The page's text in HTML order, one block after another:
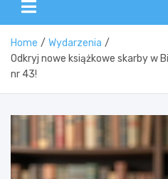
Home
Wydarzenia
Odkryj nowe książkowe skarby w
nr 43!